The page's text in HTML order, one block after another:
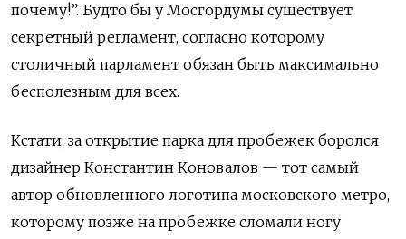
почему!”. Будто бы у Мосгордумы существует
секретный регламент, согласно которому
столичный парламент обязан быть максимально
бесполезным для всех.
Кстати, за открытие парка для пробежек боролся
дизайнер Константин Коновалов — тот самый
автор обновленного логотипа московского метро,
которому позже на пробежке сломали ногу